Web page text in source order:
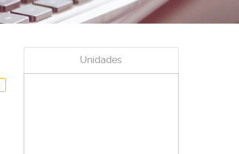
Unidades